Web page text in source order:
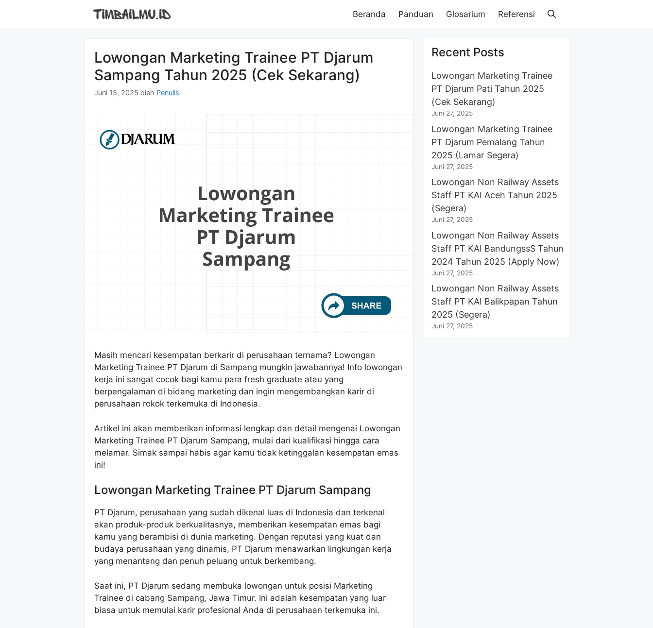
Beranda Panduan Glosarium Referensi
Lowongan Marketing Trainee PT Djarum
Sampang Tahun 2025 (Cek Sekarang)
Juni 15, 2025 oleh Penulis
Masih mencari kesempatan berkarir di perusahaan ternama? Lowongan
Marketing Trainee PT Djarum di Sampang mungkin jawabannya! Info lowongan
kerja ini sangat cocok bagi kamu para fresh graduate atau yang
berpengalaman di bidang marketing dan ingin mengembangkan karir di
perusahaan rokok terkemuka di Indonesia.
Artikel ini akan memberikan informasi lengkap dan detail mengenai Lowongan
Marketing Trainee PT Djarum Sampang, mulai dari kualifikasi hingga cara
melamar. Simak sampai habis agar kamu tidak ketinggalan kesempatan emas
ini!
Lowongan Marketing Trainee PT Djarum Sampang
PT Djarum, perusahaan yang sudah dikenal luas di Indonesia dan terkenal
akan produk-produk berkualitasnya, memberikan kesempatan emas bagi
kamu yang berambisi di dunia marketing. Dengan reputasi yang kuat dan
budaya perusahaan yang dinamis, PT Djarum menawarkan lingkungan kerja
yang menantang dan penuh peluang untuk berkembang.
Saat ini, PT Djarum sedang membuka lowongan untuk posisi Marketing
Trainee di cabang Sampang, Jawa Timur. Ini adalah kesempatan yang luar
biasa untuk memulai karir profesional Anda di perusahaan terkemuka ini.
Recent Posts
Lowongan Marketing Trainee
PT Djarum Pati Tahun 2025
(Cek Sekarang)
Juni 27, 2025
Lowongan Marketing Trainee
PT Djarum Pemalang Tahun
2025 (Lamar Segera)
Juni 27, 2025
Lowongan Non Railway Assets
Staff PT KAI Aceh Tahun 2025
(Segera)
Juni 27, 2025
Lowongan Non Railway Assets
Staff PT KAI BandungssS Tahun
2024 Tahun 2025 (Apply Now)
Juni 27, 2025
Lowongan Non Railway Assets
Staff PT KAI Balikpapan Tahun
2025 (Segera)
Juni 27, 2025